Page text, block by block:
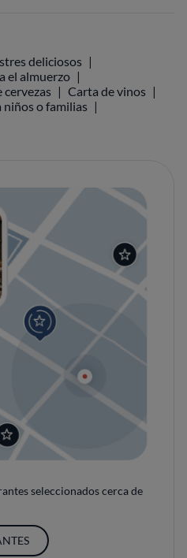
deliciosos
el almuerzo
cervezas
Carta de vinos
niños o familias
seleccionados cerca de